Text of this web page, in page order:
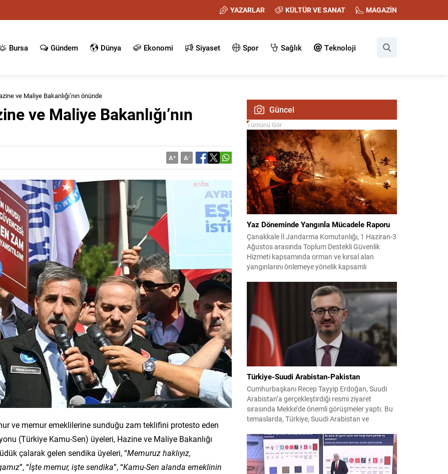
YAZARLAR KÜLTÜR VE SANAT MAGAZİN
Bursa Gündem Dünya Ekonomi Siyaset Spor Sağlık Teknoloji
ve Maliye Bakanlığı’nın önünde
ve Maliye Bakanlığı’nın
A+ A-
ve memur emeklilerine sunduğu zam teklifini protesto eden
(Türkiye Kamu-Sen) üyeleri, Hazine ve Maliye Bakanlığı
çalarak gelen sendika üyeleri, “Memuruz haklıyız,
”, “İşte memur, işte sendika”, “Kamu-Sen alanda emeklinin
Güncel
Tümünü Gör
Yaz Döneminde Yangınla Mücadele Raporu
Çanakkale İl Jandarma Komutanlığı, 1 Haziran-3
Ağustos arasında Toplum Destekli Güvenlik
Hizmeti kapsamında orman ve kırsal alan
yangınlarını önlemeye yönelik kapsamlı
görev yapan 178 tim ve 742 personel, sahada
aktif olarak halkı bilinçlendirdi ve denetim
faaliyetleri gerçekleştirdi. Faaliyetler esnasında
bin 315 biçerdöver ve balya...
Türkiye-Suudi Arabistan-Pakistan
Cumhurbaşkanı Recep Tayyip Erdoğan, Suudi
Arabistan’a gerçekleştirdiği resmi ziyaret
sırasında Mekke’de önemli görüşmeler yaptı. Bu
temaslarda, Türkiye, Suudi Arabistan ve
birliği çerçevesi oluşturuldu. Ziyaretin en somut
çıktısı, üç ülkenin imza attığı Mekke Ortak
Savunma Anlaşması oldu. Anlaşma; ortak
güvenlik yaklaşımıyla bölgesel barış, istikrar...